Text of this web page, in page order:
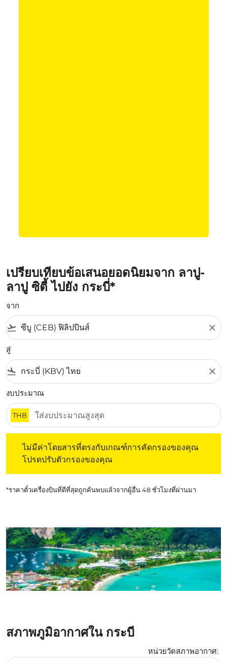
เปรียบเทียบข้อเสนอยอดนิยมจาก ลาปู-
ลาปู ซิตี้ ไปยัง กระบี่*
จาก
flight_takeoff close
สู่
flight_land close
งบประมาณ
THB
ไม่มีค่าโดยสารที่ตรงกับเกณฑ์การคัดกรองของคุณ
โปรดปรับตัวกรองของคุณ
*ราคาตั๋วเครื่องบินที่ดีที่สุดถูกค้นพบแล้วจากผู้อื่น 48 ชั่วโมงที่ผ่านมา
สภาพภูมิอากาศใน กระบี่
หน่วยวัดสภาพอากาศ: